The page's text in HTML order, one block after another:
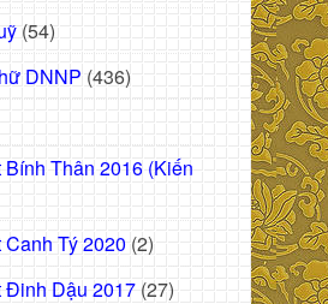
(54)
DNNP (436)
Bính Thân 2016 (Kiến
Tý 2020 (2)
Đinh Dậu 2017 (27)